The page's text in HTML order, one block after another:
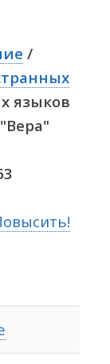
/
языков